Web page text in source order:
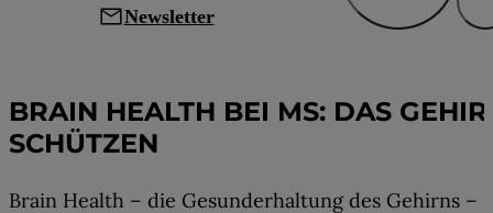
mailNewsletter
BRAIN HEALTH BEI MS: DAS
SCHÜTZEN
Brain Health – die Gesunderhaltung des Gehirns –